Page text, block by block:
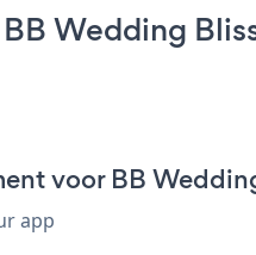
Wedding
voor BB
app